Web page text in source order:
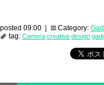
posted 09:00 | Category:
tag: Camera creative design